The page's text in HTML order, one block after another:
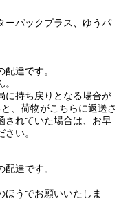
ーパックプラス、ゆうパ
達です。
に持ち戻りとなる場合が
、荷物がこちらに返送さ
されていた場合は、お早
い。
達です。
ほうでお願いいたしま